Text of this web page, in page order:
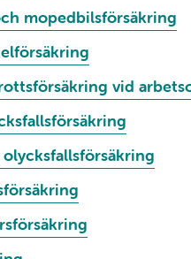
mopedbilsförsäkring
vid